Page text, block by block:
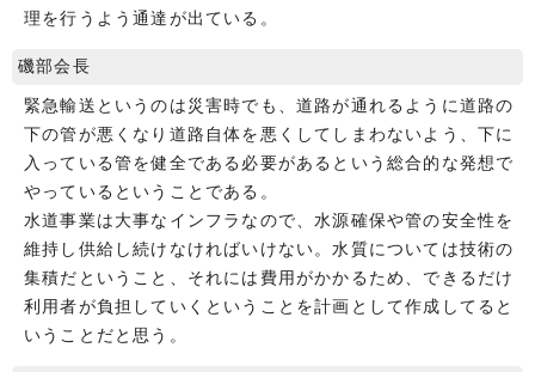
理を行うよう通達が出ている。
磯部会長
緊急輸送というのは災害時でも、道路が通れるように道路の
下の管が悪くなり道路自体を悪くしてしまわないよう、下に
入っている管を健全である必要があるという総合的な発想で
やっているということである。
水道事業は大事なインフラなので、水源確保や管の安全性を
維持し供給し続けなければいけない。水質については技術の
集積だということ、それには費用がかかるため、できるだけ
利用者が負担していくということを計画として作成してると
いうことだと思う。